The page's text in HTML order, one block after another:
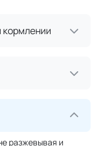
кормлении
разжевывая и